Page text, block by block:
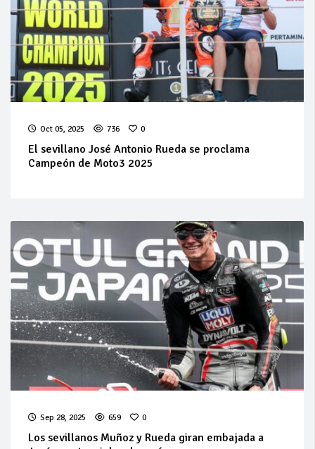
Oct 05, 2025 736 0
El sevillano José Antonio Rueda se proclama
Campeón de Moto3 2025
Sep 28, 2025 659 0
Los sevillanos Muñoz y Rueda giran embajada a